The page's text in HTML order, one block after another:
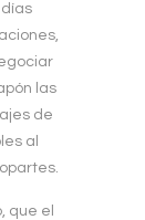
las
de
al
que el